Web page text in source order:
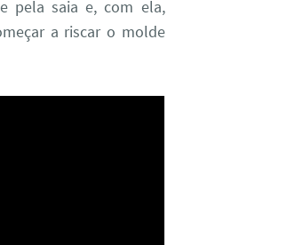
pela saia e, com ela,
a riscar o molde